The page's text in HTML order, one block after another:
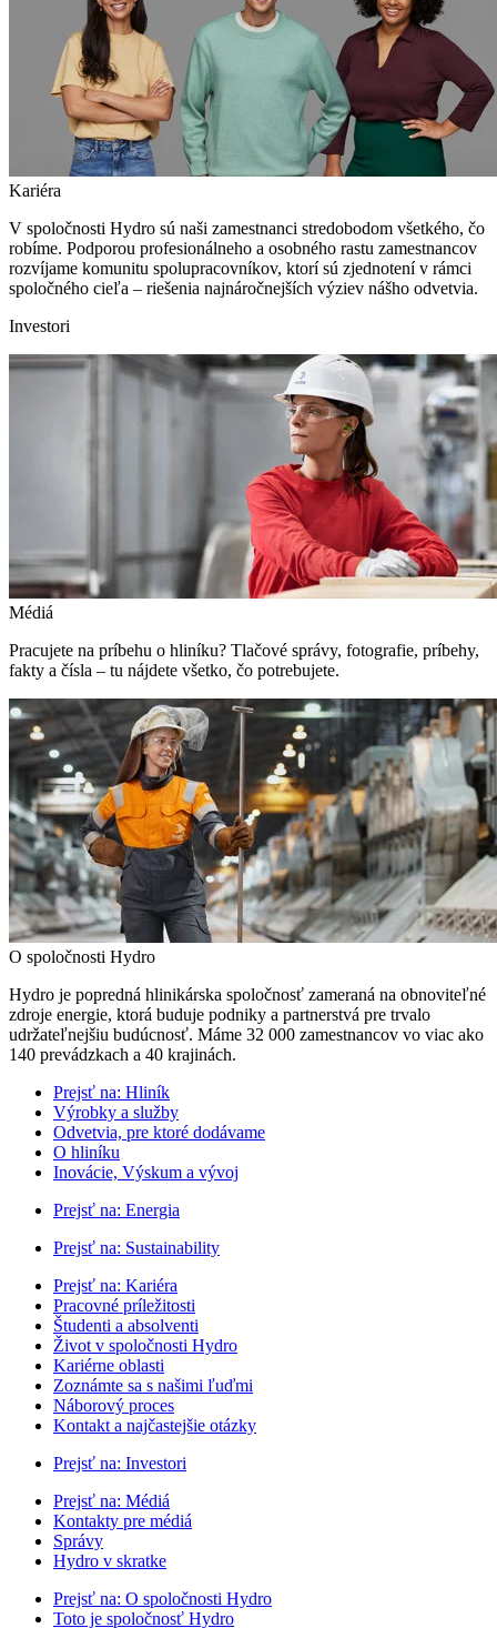
Kariéra
V spoločnosti Hydro sú naši zamestnanci stredobodom všetkého, čo
robíme. Podporou profesionálneho a osobného rastu zamestnancov
rozvíjame komunitu spolupracovníkov, ktorí sú zjednotení v rámci
spoločného cieľa – riešenia najnáročnejších výziev nášho odvetvia.
Investori
Médiá
Pracujete na príbehu o hliníku? Tlačové správy, fotografie, príbehy,
fakty a čísla – tu nájdete všetko, čo potrebujete.
O spoločnosti Hydro
Hydro je popredná hlinikárska spoločnosť zameraná na obnoviteľné
zdroje energie, ktorá buduje podniky a partnerstvá pre trvalo
udržateľnejšiu budúcnosť. Máme 32 000 zamestnancov vo viac ako
140 prevádzkach a 40 krajinách.
Prejsť na: Hliník
Výrobky a služby
Odvetvia, pre ktoré dodávame
O hliníku
Inovácie, Výskum a vývoj
Prejsť na: Energia
Prejsť na: Sustainability
Prejsť na: Kariéra
Pracovné príležitosti
Študenti a absolventi
Život v spoločnosti Hydro
Kariérne oblasti
Zoznámte sa s našimi ľuďmi
Náborový proces
Kontakt a najčastejšie otázky
Prejsť na: Investori
Prejsť na: Médiá
Kontakty pre médiá
Správy
Hydro v skratke
Prejsť na: O spoločnosti Hydro
Toto je spoločnosť Hydro